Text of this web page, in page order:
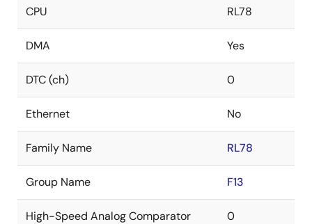
CPU RL78
DMA Yes
DTC (ch) 0
Ethernet No
Family Name RL78
Group Name F13
High-Speed Analog Comparator
0